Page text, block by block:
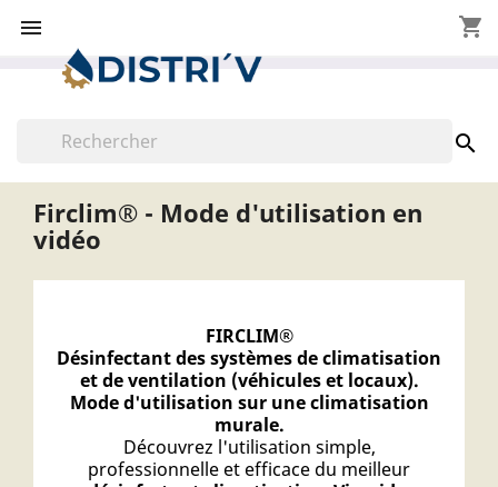
 shopping_cart

Firclim® - Mode d'utilisation en
vidéo
FIRCLIM®
Désinfectant des systèmes de climatisation
et de ventilation (véhicules et locaux).
Mode d'utilisation sur une climatisation
murale.
Découvrez l'utilisation simple,
professionnelle et efficace du meilleur